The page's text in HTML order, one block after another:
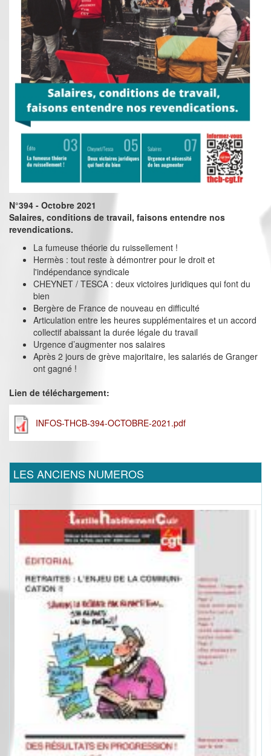
N°394 - Octobre 2021
Salaires, conditions de travail, faisons entendre nos
revendications.
La fumeuse théorie du ruissellement !
Hermès : tout reste à démontrer pour le droit et
l'indépendance syndicale
CHEYNET / TESCA : deux victoires juridiques qui font du
bien
Bergère de France de nouveau en difficulté
Articulation entre les heures supplémentaires et un accord
collectif abaissant la durée légale du travail
Urgence d’augmenter nos salaires
Après 2 jours de grève majoritaire, les salariés de Granger
ont gagné !
Lien de téléchargement:
INFOS-THCB-394-OCTOBRE-2021.pdf
LES ANCIENS NUMEROS